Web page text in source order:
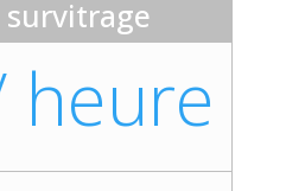
survitrage
heure